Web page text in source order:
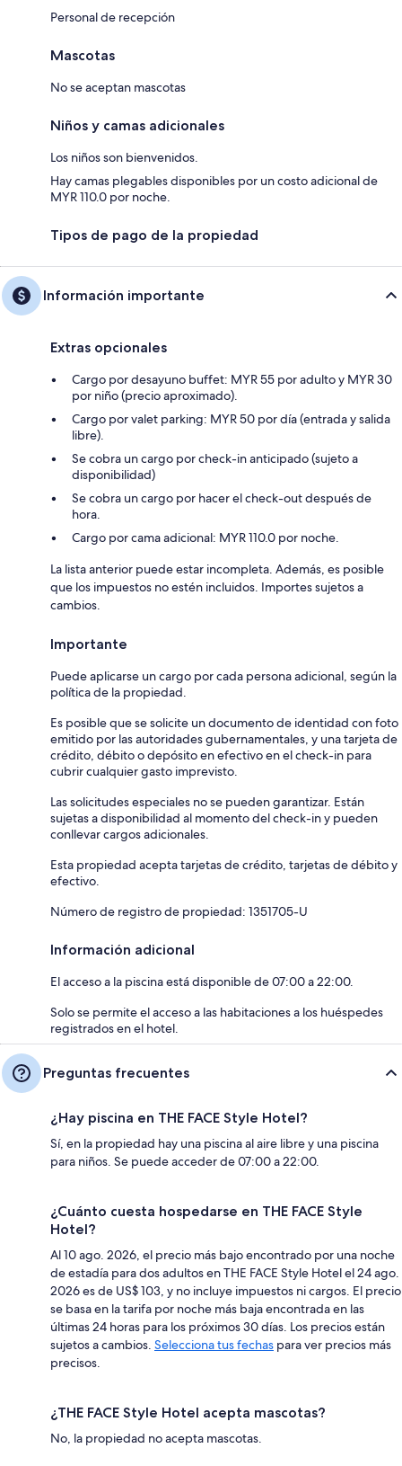
Personal de recepción
Mascotas
No se aceptan mascotas
Niños y camas adicionales
Los niños son bienvenidos.
Hay camas plegables disponibles por un costo adicional de
MYR 110.0 por noche.
Tipos de pago de la propiedad
Información importante
Extras opcionales
Cargo por desayuno buffet: MYR 55 por adulto y MYR 30
por niño (precio aproximado).
Cargo por valet parking: MYR 50 por día (entrada y salida
libre).
Se cobra un cargo por check-in anticipado (sujeto a
disponibilidad)
Se cobra un cargo por hacer el check-out después de
hora.
Cargo por cama adicional: MYR 110.0 por noche.
La lista anterior puede estar incompleta. Además, es posible
que los impuestos no estén incluidos. Importes sujetos a
cambios.
Importante
Puede aplicarse un cargo por cada persona adicional, según la
política de la propiedad.
Es posible que se solicite un documento de identidad con foto
emitido por las autoridades gubernamentales, y una tarjeta de
crédito, débito o depósito en efectivo en el check-in para
cubrir cualquier gasto imprevisto.
Las solicitudes especiales no se pueden garantizar. Están
sujetas a disponibilidad al momento del check-in y pueden
conllevar cargos adicionales.
Esta propiedad acepta tarjetas de crédito, tarjetas de débito y
efectivo.
Número de registro de propiedad: 1351705-U
Información adicional
El acceso a la piscina está disponible de 07:00 a 22:00.
Solo se permite el acceso a las habitaciones a los huéspedes
registrados en el hotel.
Preguntas frecuentes
¿Hay piscina en THE FACE Style Hotel?
Sí, en la propiedad hay una piscina al aire libre y una piscina
para niños. Se puede acceder de 07:00 a 22:00.
¿Cuánto cuesta hospedarse en THE FACE Style
Hotel?
Al 10 ago. 2026, el precio más bajo encontrado por una noche
de estadía para dos adultos en THE FACE Style Hotel el 24 ago.
2026 es de US$ 103, y no incluye impuestos ni cargos. El precio
se basa en la tarifa por noche más baja encontrada en las
últimas 24 horas para los próximos 30 días. Los precios están
sujetos a cambios. Selecciona tus fechas para ver precios más
precisos.
¿THE FACE Style Hotel acepta mascotas?
No, la propiedad no acepta mascotas.